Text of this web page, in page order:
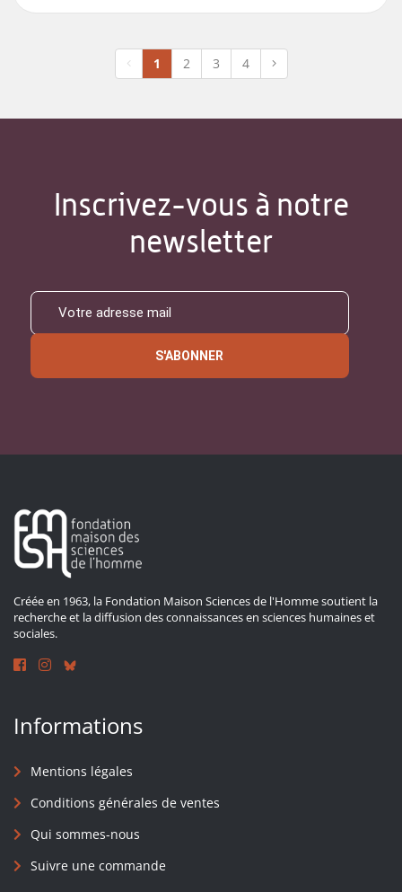
1 2 3 4
Inscrivez-vous à notre
newsletter
S'ABONNER
Créée en 1963, la Fondation Maison Sciences de l'Homme soutient la
recherche et la diffusion des connaissances en sciences humaines et
sociales.
Informations
Mentions légales
Conditions générales de ventes
Qui sommes-nous
Suivre une commande